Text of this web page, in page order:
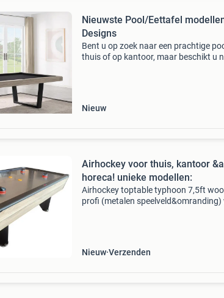
Nieuwste Pool/Eettafel
Designs
Bent u op zoek naar een prachtige
thuis of op kantoor, maar beschikt u
Nieuw
Airhockey voor thuis, kantoor
horeca! unieke modellen:
Airhockey toptable typhoon 7,5ft
profi (metalen speelveld&omranding)
Nieuw Verzenden